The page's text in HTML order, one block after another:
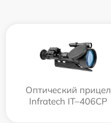
Оптический прицел
Infratech IT–406СP